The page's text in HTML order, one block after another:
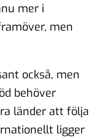
mer i
men
också, men
behöver
länder att följa
ligger